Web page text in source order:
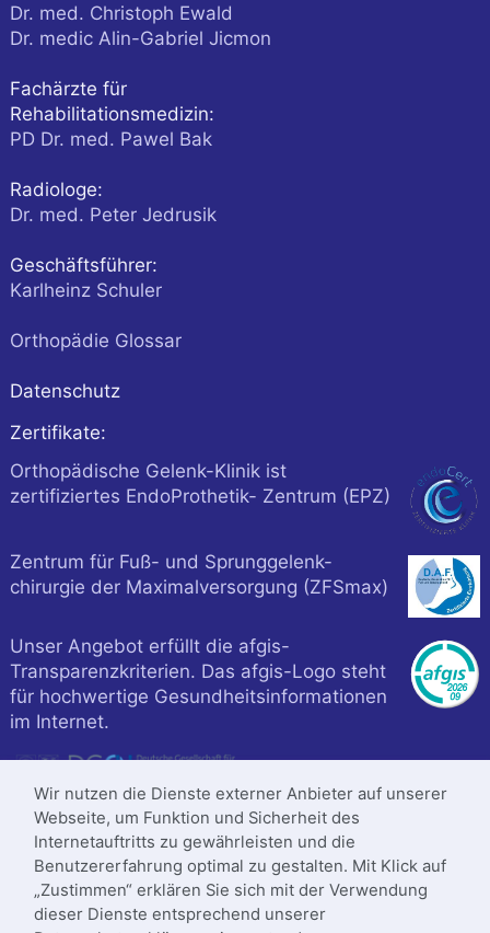
Dr. med. Christoph Ewald
Dr. medic Alin-Gabriel Jicmon
Fachärzte für
Rehabilitationsmedizin:
PD Dr. med. Pawel Bak
Radiologe:
Dr. med. Peter Jedrusik
Geschäftsführer:
Karlheinz Schuler
Orthopädie Glossar
Datenschutz
Zertifikate:
Orthopädische Gelenk-Klinik ist
zertifiziertes EndoProthetik- Zentrum (EPZ)
Zentrum für Fuß- und Sprunggelenk-
chirurgie der Maximalversorgung (ZFSmax)
Unser Angebot erfüllt die afgis-
Transparenzkriterien. Das afgis-Logo steht
für hochwertige Gesundheitsinformationen
im Internet.
Wir nutzen die Dienste externer Anbieter auf unserer
Webseite, um Funktion und Sicherheit des
Internetauftritts zu gewährleisten und die
Benutzererfahrung optimal zu gestalten. Mit Klick auf
„Zustimmen“ erklären Sie sich mit der Verwendung
dieser Dienste entsprechend unserer